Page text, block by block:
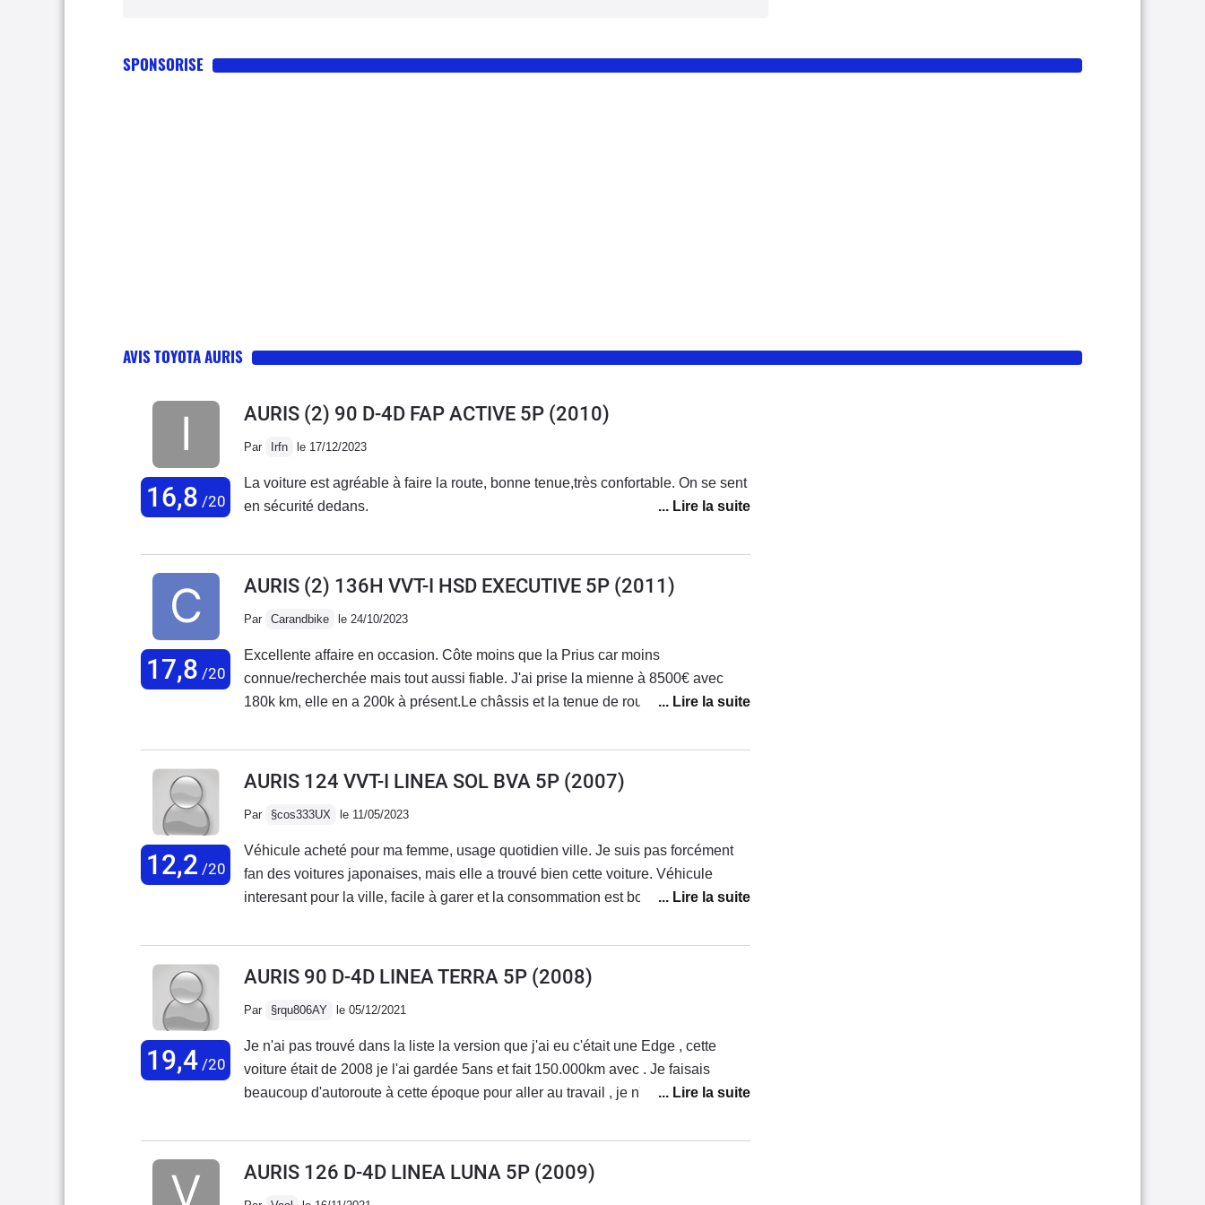
SPONSORISE
AVIS TOYOTA AURIS
16,8 /20
AURIS (2) 90 D-4D FAP ACTIVE 5P (2010)
Par Irfn le 17/12/2023
La voiture est agréable à faire la route, bonne tenue,très confortable. On se sent
en sécurité dedans.
17,8 /20
AURIS (2) 136H VVT-I HSD EXECUTIVE 5P (2011)
Par Carandbike le 24/10/2023
Excellente affaire en occasion. Côte moins que la Prius car moins
connue/recherchée mais tout aussi fiable. J'ai prise la mienne à 8500€ avec
180k km, elle en a 200k à présent.Le châssis et la tenue de route est même
5.5L mixte en SP98, avec mon kit éthanol biomotors je suis à 6.5L en mixte 7.5L
sur autoroute. Un coût d'utilisation imbattable si l'on prend en compte l'achat
12,2 /20
AURIS 124 VVT-I LINEA SOL BVA 5P (2007)
Par §cos333UX le 11/05/2023
Véhicule acheté pour ma femme, usage quotidien ville. Je suis pas forcément
fan des voitures japonaises, mais elle a trouvé bien cette voiture. Véhicule
interesant pour la ville, facile à garer et la consommation est bonne. Par contre,
beaucoup plastiques à l'intérieur, des bruits partout, mal fini en gros.
19,4/20
AURIS 90 D-4D LINEA TERRA 5P (2008)
Par §rqu806AY le 05/12/2021
Je n'ai pas trouvé dans la liste la version que j'ai eu c'était une Edge , cette
voiture était de 2008 je l'ai gardée 5ans et fait 150.000km avec . Je faisais
beaucoup d'autoroute à cette époque pour aller au travail , je n'ai jamais eu un
années . Dès sa sortie d'usine j'en voulais une pour son disign . J'avais toujours
roulé en Corolla 2.0 diesel me voilà au volant d'une Auris 1.4 D4D un vrai régal
une tenue de route au top , un changement de vitesse surélevé qui tombe dans
AURIS 126 D-4D LINEA LUNA 5P (2009)